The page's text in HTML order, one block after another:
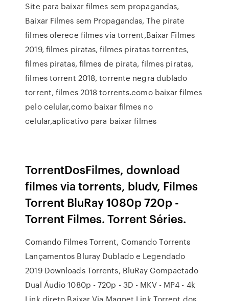
Site para baixar filmes sem propagandas,
Baixar Filmes sem Propagandas, The pirate
filmes oferece filmes via torrent,Baixar Filmes
2019, filmes piratas, filmes piratas torrentes,
filmes piratas, filmes de pirata, filmes piratas,
filmes torrent 2018, torrente negra dublado
torrent, filmes 2018 torrents.como baixar filmes
pelo celular,como baixar filmes no
celular,aplicativo para baixar filmes
TorrentDosFilmes, download
filmes via torrents, bludv, Filmes
Torrent BluRay 1080p 720p -
Torrent Filmes. Torrent Séries.
Comando Filmes Torrent, Comando Torrents
Lançamentos Bluray Dublado e Legendado
2019 Downloads Torrents, BluRay Compactado
Dual Áudio 1080p - 720p - 3D - MKV - MP4 - 4k
Link direto Baixar Via Magnet Link Torrent dos